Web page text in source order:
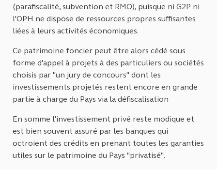
(parafiscalité, subvention et RMO), puisque ni G2P ni
l'OPH ne dispose de ressources propres suffisantes
liées à leurs activités économiques.
Ce patrimoine foncier peut être alors cédé sous
forme d'appel à projets à des particuliers ou sociétés
choisis par "un jury de concours" dont les
investissements projetés restent encore en grande
partie à charge du Pays via la défiscalisation
En somme l'investissement privé reste modique et
est bien souvent assuré par les banques qui
octroient des crédits en prenant toutes les garanties
utiles sur le patrimoine du Pays "privatisé".